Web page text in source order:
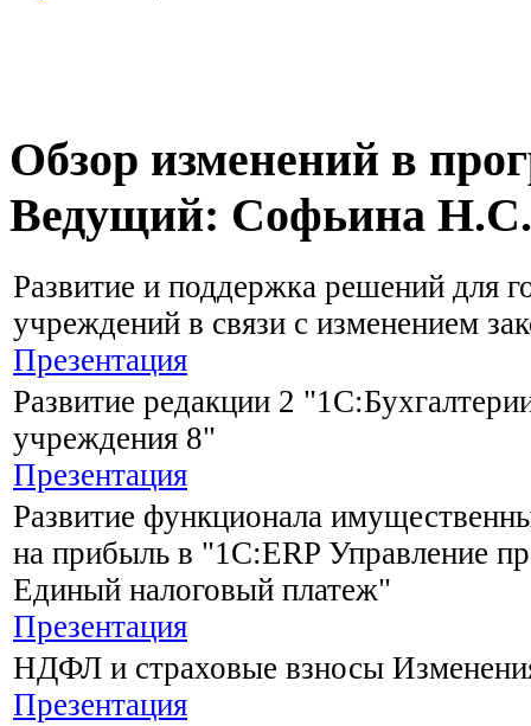
Обзор изменений в
Ведущий: Софьина Н.С.
Развитие и поддержка решений для
учреждений в связи с изменением
Презентация
Развитие редакции 2
учреждения 8"
Презентация
Развитие функционала
на прибыль в "1С:ERP Управление
Единый налоговый платеж"
Презентация
НДФЛ и страховые взносы
Презентация